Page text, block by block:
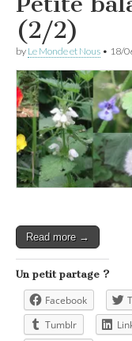
(2/2)
by Le Monde et Nous • 18/
Read more →
Un petit partage ?
Facebook
Tumblr